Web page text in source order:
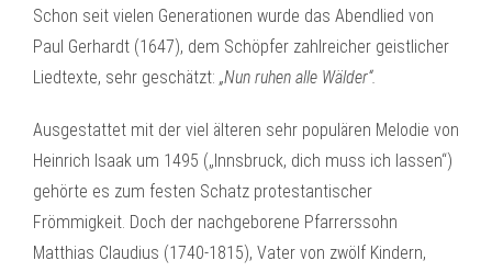
Schon seit vielen Generationen wurde das Abendlied von
Paul Gerhardt (1647), dem Schöpfer zahlreicher geistlicher
Liedtexte, sehr geschätzt: „Nun ruhen alle Wälder“.
Ausgestattet mit der viel älteren sehr populären Melodie von
Heinrich Isaak um 1495 („Innsbruck, dich muss ich lassen“)
gehörte es zum festen Schatz protestantischer
Frömmigkeit. Doch der nachgeborene Pfarrerssohn
Matthias Claudius (1740-1815), Vater von zwölf Kindern,